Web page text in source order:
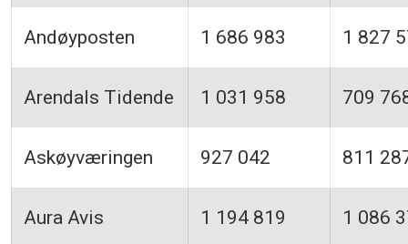
Andøyposten 1 686 983 1 827
Arendals Tidende 1 031 958 709
Askøyværingen 927 042 811
Aura Avis 1 194 819 1 086